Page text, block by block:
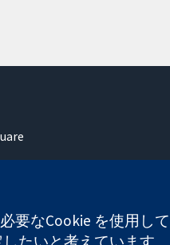
要なCookie を使用し
たいと考えています